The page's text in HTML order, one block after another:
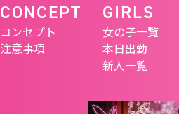
CONCEPT
コンセプト
注意事項
GIRLS
女の子一覧
本日出勤
新人一覧